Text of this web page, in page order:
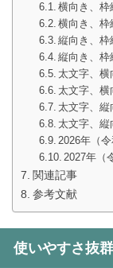
横向き、枠
横向き、枠
縦向き、枠
縦向き、枠
太文字、横
太文字、横
太文字、縦
太文字、縦
2026年（
2027年（
関連記事
参考文献
使いやすさ抜